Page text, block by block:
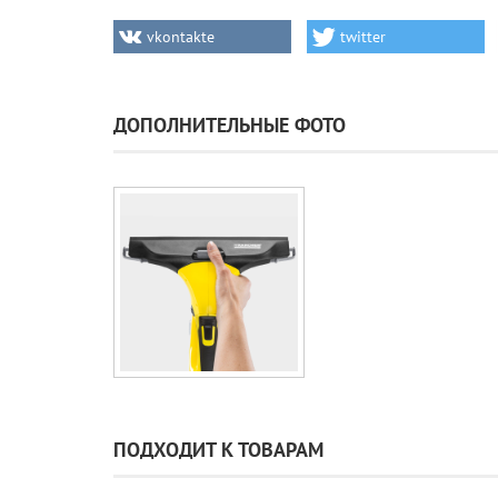
vkontakte twitter
ДОПОЛНИТЕЛЬНЫЕ ФОТО
ПОДХОДИТ К ТОВАРАМ